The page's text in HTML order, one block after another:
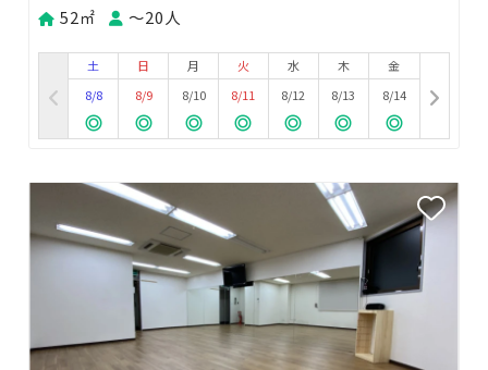
52㎡
〜20人
土
8/8
日
8/9
月
8/10
火
8/11
水
8/12
木
8/13
金
8/14